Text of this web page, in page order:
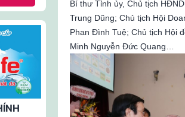
Bí thư Tỉnh ủy, Chủ tịch
Trung Dũng; Chủ tịch Hội
Phan Đình Tuệ; Chủ tịch Hội
Minh Nguyễn Đức Quang…